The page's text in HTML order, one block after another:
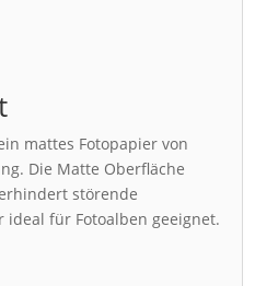
mattes Fotopapier von
Die Matte Oberfläche
störende
ideal für Fotoalben geeignet.